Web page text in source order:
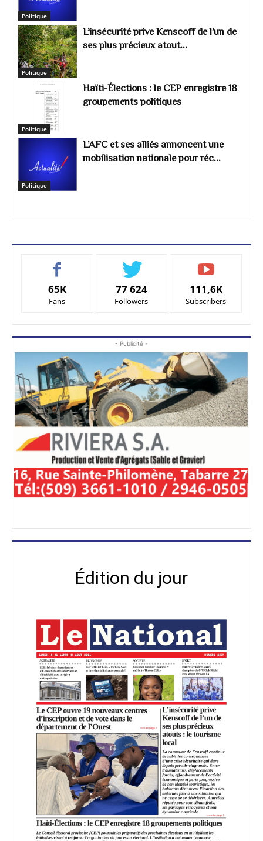
Politique
Politique
L’insécurité prive Kenscoff de l’un de
ses plus précieux atout...
Politique
Haïti-Élections : le CEP enregistre 18
groupements politiques
Politique
L’AFC et ses alliés annoncent une
mobilisation nationale pour réc...
65K
Fans
77 624
Followers
111,6K
Subscribers
- Publicité -
Édition du jour